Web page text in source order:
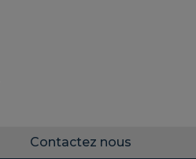
Contactez nous